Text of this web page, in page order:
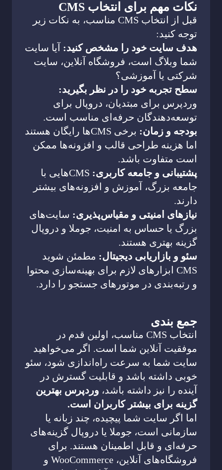
نکات مهم برای انتخاب CMS
قبل از انتخاب CMS مناسب، به نکات زیر
توجه کنید:
هدف سایت خود را مشخص کنید: آیا سایت
شما وبلاگ است، فروشگاه آنلاین، سایت
شرکتی یا آموزشی؟
سطح تجربه خود را در نظر بگیرید:
وردپرس برای مبتدیان، دروپال برای
توسعه‌دهندگان حرفه‌ای مناسب است.
بودجه و زمان:
برخی CMSها رایگان هستند
اما هزینه طراحی قالب و افزونه‌ها ممکن
است متفاوت باشد.
پشتیبانی و جامعه کاربری:
CMSهایی با
جامعه بزرگ، آموزش و افزونه‌های بیشتر
دارند.
نیازهای امنیتی و مقیاس‌پذیری: سایت‌های
بزرگ یا حساس به امنیت، جوملا و دروپال
گزینه بهتری هستند.
سئو و بازاریابی دیجیتال: مطمئن شوید
CMS ابزارهای لازم برای بهینه‌سازی محتوا
و رتبه‌بندی در موتورهای جستجو را دارد.
جمع بندی
انتخاب CMS مناسب، اولین قدم در
موفقیت آنلاین شما است. اگر می‌خواهید
سایت شما به سرعت راه‌اندازی شود، سئو
خوبی داشته باشد و قابلیت گسترش در
آینده را نیز داشته باشد، وردپرس بهترین
گزینه برای بیشتر کاربران است.
اما اگر سایت شما پیچیده، چند زبانه یا
سازمانی است، جوملا یا دروپال گزینه‌های
حرفه‌ای و قابل اطمینان هستند. برای
فروشگاه‌های آنلاین، WooCommerce و